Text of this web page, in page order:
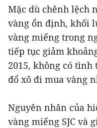
Mặc dù chênh lệch
vàng ổn định, khối
vàng miếng trong
tiếp tục giảm
2015, không có
đổ xô đi mua vàng
Nguyên nhân của
vàng miếng SJC và